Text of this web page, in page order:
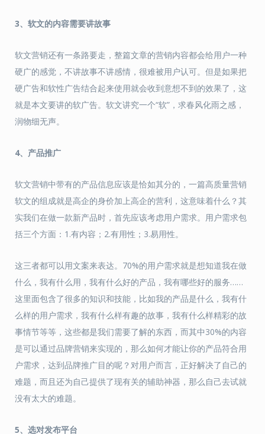
3、 软文的内容需要讲故事
软文营销还有一条路要走，整篇文章的营销内容都会给用户一种
硬广的感觉，不讲故事不讲感情，很难被用户认可。但是如果把
硬广告和软性广告结合起来使用就会收到意想不到的效果了，这
就是本文要讲的软广告。软文讲究一个“软”，求春风化雨之感，
润物细无声。
4、产品推广
软文营销中带有的产品信息应该是恰如其分的，一篇高质量营销
软文的组成就是高企的身价加上高企的营利，这意味着什么？其
实我们在做一款新产品时，首先应该考虑用户需求。用户需求包
括三个方面：1.有内容；2.有用性；3.易用性。
这三者都可以用文案来表达。70%的用户需求就是想知道我在做
什么，我有什么用，我有什么好的产品，我有哪些好的服务……
这里面包含了很多的知识和技能，比如我的产品是什么，我有什
么样的用户需求，我有什么样有趣的故事，我有什么样精彩的故
事情节等等，这些都是我们需要了解的东西，而其中30%的内容
是可以通过品牌营销来实现的，那么如何才能让你的产品符合用
户需求，达到品牌推广目的呢？对用户而言，正好解决了自己的
难题，而且还为自己提供了现有关的辅助神器，那么自己去试就
没有太大的难题。
5、 选对发布平台